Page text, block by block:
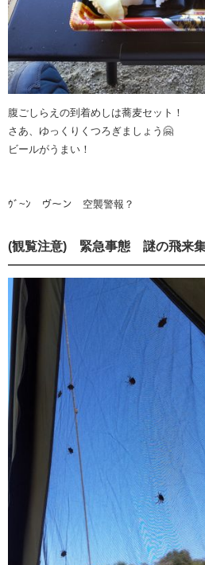
腹ごしらえの到着めしは蕎麦セット！
さあ、ゆっくりくつろぎましょう🤗
ビールがうまい！
ｳﾞ~ﾝ ヴ〜ン 空襲警報？
(観覧注意) 緊急事態 謎の飛来